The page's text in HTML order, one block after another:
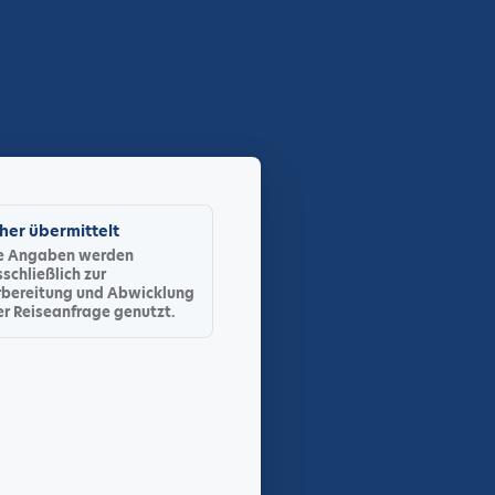
übermittelt
Angaben werden
zur
und Abwicklung
Reiseanfrage genutzt.